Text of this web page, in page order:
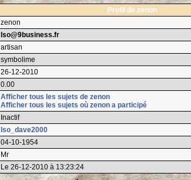
Profil de zenon
zenon
lso@9business.fr
artisan
symbolime
26-12-2010
0.00
Afficher tous les sujets de zenon
Afficher tous les sujets où zenon a participé
Inactif
lso_dave2000
04-10-1954
Mr
Le 26-12-2010 à 13:23:24